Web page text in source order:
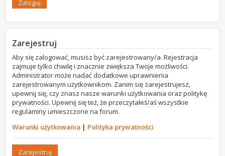
Zarejestruj
Aby się zalogować, musisz być zarejestrowany/a. Rejestracja
zajmuje tylko chwilę i znacznie zwiększa Twoje możliwości.
Administrator może nadać dodatkowe uprawnienia
zarejestrowanym użytkownikom. Zanim się zarejestrujesz,
upewnij się, czy znasz nasze warunki użytkowania oraz politykę
prywatności. Upewnij się też, że przeczytałeś/aś wszystkie
regulaminy umieszczone na forum.
Warunki użytkowania | Polityka prywatności
Zarejestruj